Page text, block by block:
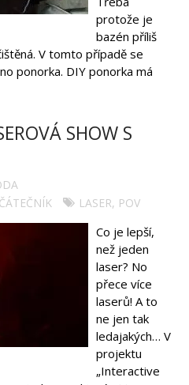
Tinylab
Videa
Koupit
protože je
bazén příliš
V tomto případě se
ponorka. DIY ponorka má
SHOW S
LASER, POV
Co je lepší,
než jeden
laser? No
přece více
laserů! A to
ne jen tak
ledajakých… V
projektu
„Interactive